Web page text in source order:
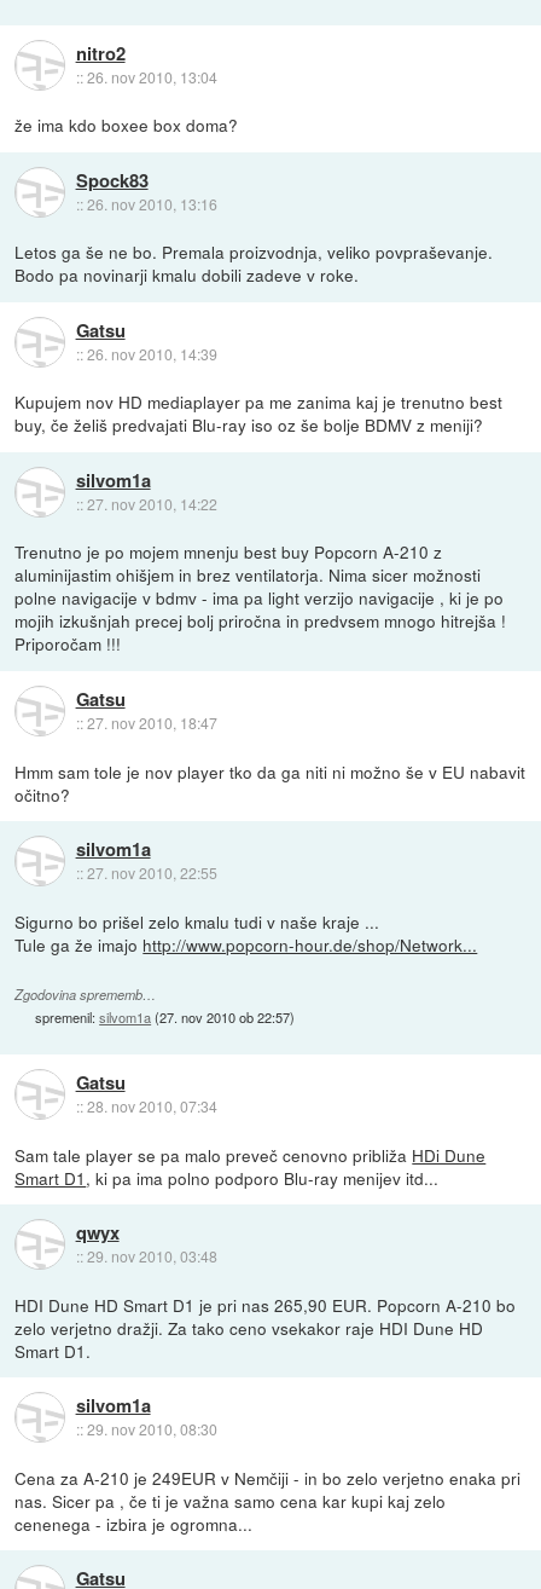
nitro2
::26. nov 2010, 13:04
že ima kdo boxee box doma?
Spock83
::26. nov 2010, 13:16
Letos ga še ne bo. Premala proizvodnja, veliko povpraševanje.
Bodo pa novinarji kmalu dobili zadeve v roke.
Gatsu
::26. nov 2010, 14:39
Kupujem nov HD mediaplayer pa me zanima kaj je trenutno best
buy, če želiš predvajati Blu-ray iso oz še bolje BDMV z meniji?
silvom1a
::27. nov 2010, 14:22
Trenutno je po mojem mnenju best buy Popcorn A-210 z
aluminijastim ohišjem in brez ventilatorja. Nima sicer možnosti
polne navigacije v bdmv - ima pa light verzijo navigacije , ki je po
mojih izkušnjah precej bolj priročna in predvsem mnogo hitrejša !
Priporočam !!!
Gatsu
::27. nov 2010, 18:47
Hmm sam tole je nov player tko da ga niti ni možno še v EU nabavit
očitno?
silvom1a
::27. nov 2010, 22:55
Sigurno bo prišel zelo kmalu tudi v naše kraje ...
Tule ga že imajo http://www.popcorn-hour.de/shop/Network...
Zgodovina sprememb…
spremenil:silvom1a(27. nov 2010 ob 22:57)
Gatsu
::28. nov 2010, 07:34
Sam tale player se pa malo preveč cenovno približa HDi Dune
Smart D1 , ki pa ima polno podporo Blu-ray menijev itd...
qwyx
::29. nov 2010, 03:48
HDI Dune HD Smart D1 je pri nas 265,90 EUR. Popcorn A-210 bo
zelo verjetno dražji. Za tako ceno vsekakor raje HDI Dune HD
Smart D1.
silvom1a
::29. nov 2010, 08:30
Cena za A-210 je 249EUR v Nemčiji - in bo zelo verjetno enaka pri
nas. Sicer pa , če ti je važna samo cena kar kupi kaj zelo
cenenega - izbira je ogromna...
Gatsu